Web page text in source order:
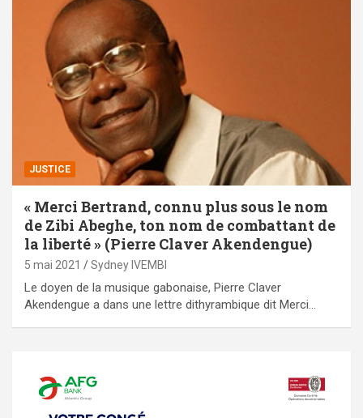
JUSTICE
« Merci Bertrand, connu plus sous le nom
de Zibi Abeghe, ton nom de combattant de
la liberté » (Pierre Claver Akendengue)
5 mai 2021 Sydney IVEMBI
Le doyen de la musique gabonaise, Pierre Claver
Akendengue a dans une lettre dithyrambique dit Merci…